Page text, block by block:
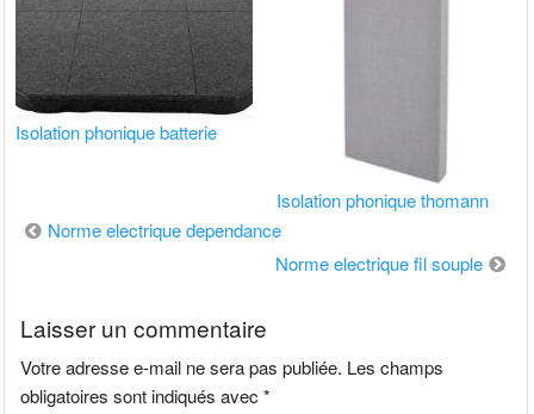
Isolation phonique batterie
Isolation phonique thomann
Navigation
Norme electrique dependance
Norme electrique fil souple
Laisser un commentaire
Votre adresse e-mail ne sera pas publiée. Les champs
obligatoires sont indiqués avec*